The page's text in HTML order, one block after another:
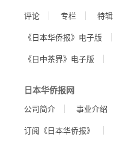
评论
专栏 特辑
《日本华侨报》电子版
《日中茶界》电子版
日本华侨报网
公司简介 事业介绍
订阅《日本华侨报》